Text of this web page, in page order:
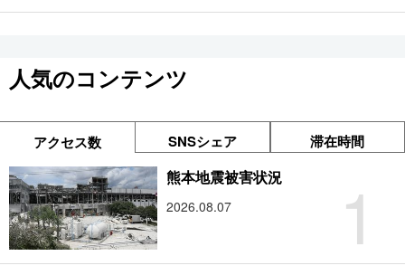
人気のコンテンツ
アクセス数 SNSシェア 滞在時間
1
熊本地震被害状況
2026.08.07